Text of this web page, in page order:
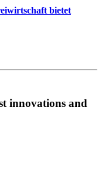
bietet
innovations and